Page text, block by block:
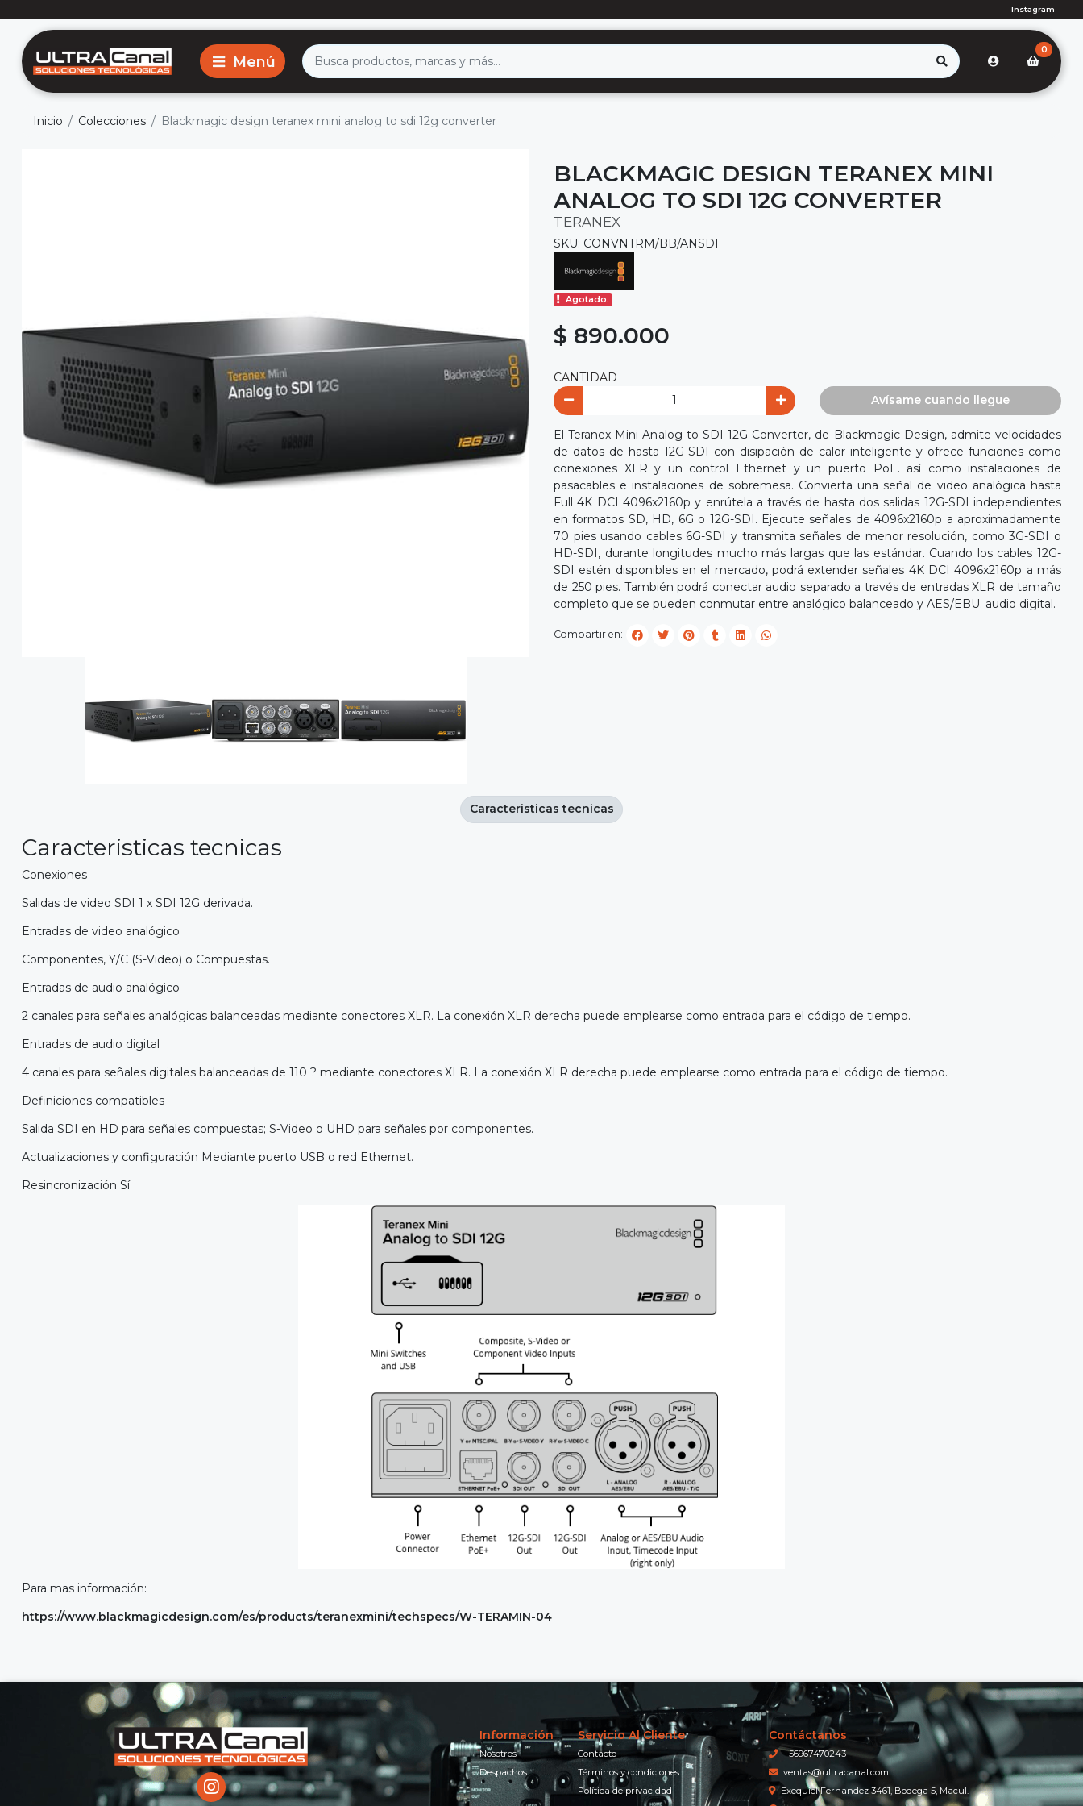
Instagram
0
Inicio Colecciones Blackmagic design teranex mini analog to sdi 12g converter
BLACKMAGIC DESIGN TERANEX MINI
ANALOG TO SDI 12G CONVERTER
TERANEX
SKU: CONVNTRM/BB/ANSDI
Agotado.
$ 890.000
CANTIDAD
Avísame cuando llegue
El Teranex Mini Analog to SDI 12G Converter, de Blackmagic Design, admite velocidades
de datos de hasta 12G-SDI con disipación de calor inteligente y ofrece funciones como
conexiones XLR y un control Ethernet y un puerto PoE. así como instalaciones de
pasacables e instalaciones de sobremesa. Convierta una señal de video analógica hasta
Full 4K DCI 4096x2160p y enrútela a través de hasta dos salidas 12G-SDI independientes
en formatos SD, HD, 6G o 12G-SDI. Ejecute señales de 4096x2160p a aproximadamente
70 pies usando cables 6G-SDI y transmita señales de menor resolución, como 3G-SDI o
HD-SDI, durante longitudes mucho más largas que las estándar. Cuando los cables 12G-
SDI estén disponibles en el mercado, podrá extender señales 4K DCI 4096x2160p a más
de 250 pies. También podrá conectar audio separado a través de entradas XLR de tamaño
completo que se pueden conmutar entre analógico balanceado y AES/EBU. audio digital.
Compartir en:
Caracteristicas tecnicas
Conexiones
Salidas de video SDI 1 x SDI 12G derivada.
Entradas de video analógico
Componentes, Y/C (S-Video) o Compuestas.
Entradas de audio analógico
2 canales para señales analógicas balanceadas mediante conectores XLR. La conexión XLR derecha puede emplearse como entrada para el código de tiempo.
Entradas de audio digital
4 canales para señales digitales balanceadas de 110 ? mediante conectores XLR. La conexión XLR derecha puede emplearse como entrada para el código de tiempo.
Definiciones compatibles
Salida SDI en HD para señales compuestas; S-Video o UHD para señales por componentes.
Actualizaciones y configuración Mediante puerto USB o red Ethernet.
Resincronización Sí
Para mas información:
https://www.blackmagicdesign.com/es/products/teranexmini/techspecs/W-TERAMIN-04
Caracteristicas tecnicas
Información
Nosotros
Despachos
Servicio Al Cliente
Contacto
Términos y condiciones
Política de privacidad
Contáctanos
+56967470243
ventas@ultracanal.com
Exequiel Fernandez 3461, Bodega 5, Macul.